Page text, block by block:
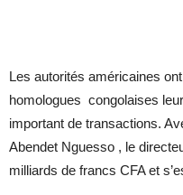
Les autorités américaines
homologues congolaises
important de transactions.
Abendet Nguesso , le
milliards de francs CFA et